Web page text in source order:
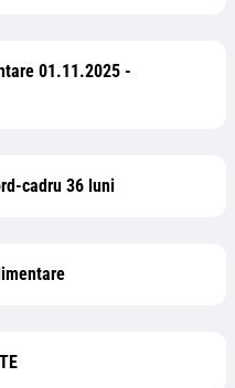
01.11.2025 -
cadru 36 luni